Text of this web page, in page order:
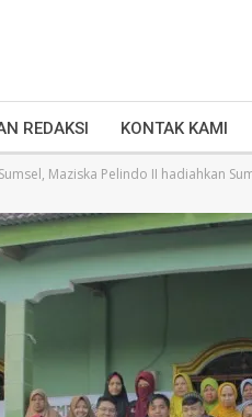
REDAKSI KONTAK KAMI
Maziska Pelindo II hadiahkan